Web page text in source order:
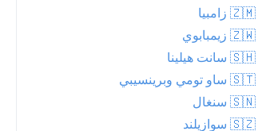
-1.1°C
-5.9°C
69%
7.6 kph
🇿🇲 زامبيا
🇿🇼 زيمبابوي
🇸🇭 سانت هيلينا
🇸🇹 ساو تومي وبرينسيبي
🇸🇳 سنغال
🇸🇿 سوازيلند